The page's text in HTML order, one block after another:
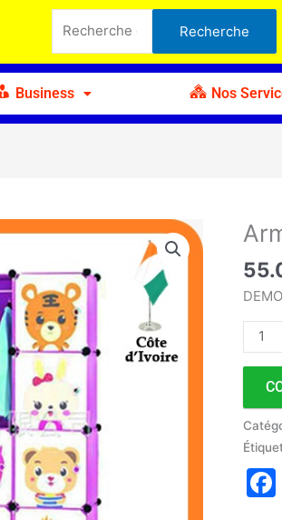
pour :
Recherche
Business Nos
4
Portes